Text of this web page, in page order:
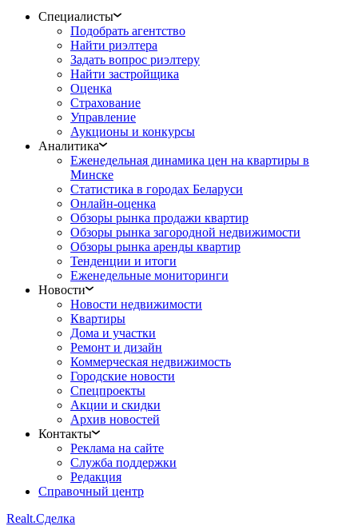
Специалисты
Подобрать агентство
Найти риэлтера
Задать вопрос риэлтеру
Найти застройщика
Оценка
Страхование
Управление
Аукционы и конкурсы
Аналитика
Еженедельная динамика цен на квартиры в
Минске
Статистика в городах Беларуси
Онлайн-оценка
Обзоры рынка продажи квартир
Обзоры рынка загородной недвижимости
Обзоры рынка аренды квартир
Тенденции и итоги
Еженедельные мониторинги
Новости
Новости недвижимости
Квартиры
Дома и участки
Ремонт и дизайн
Коммерческая недвижимость
Городские новости
Спецпроекты
Акции и скидки
Архив новостей
Контакты
Реклама на сайте
Служба поддержки
Редакция
Справочный центр
Realt.Сделка